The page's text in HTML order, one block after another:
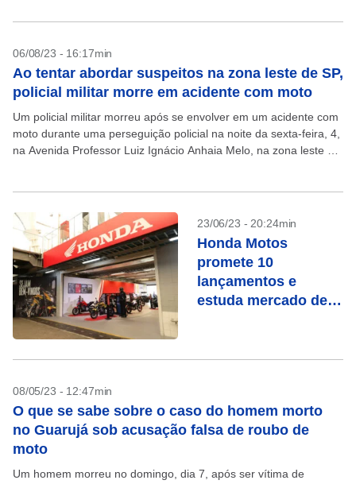
06/08/23 - 16:17min
Ao tentar abordar suspeitos na zona leste de SP,
policial militar morre em acidente com moto
Um policial militar morreu após se envolver em um acidente com
moto durante uma perseguição policial na noite da sexta-feira, 4,
na Avenida Professor Luiz Ignácio Anhaia Melo, na zona leste da
23/06/23 - 20:24min
Honda Motos
promete 10
lançamentos e
estuda mercado de
08/05/23 - 12:47min
O que se sabe sobre o caso do homem morto
no Guarujá sob acusação falsa de roubo de
moto
Um homem morreu no domingo, dia 7, após ser vítima de